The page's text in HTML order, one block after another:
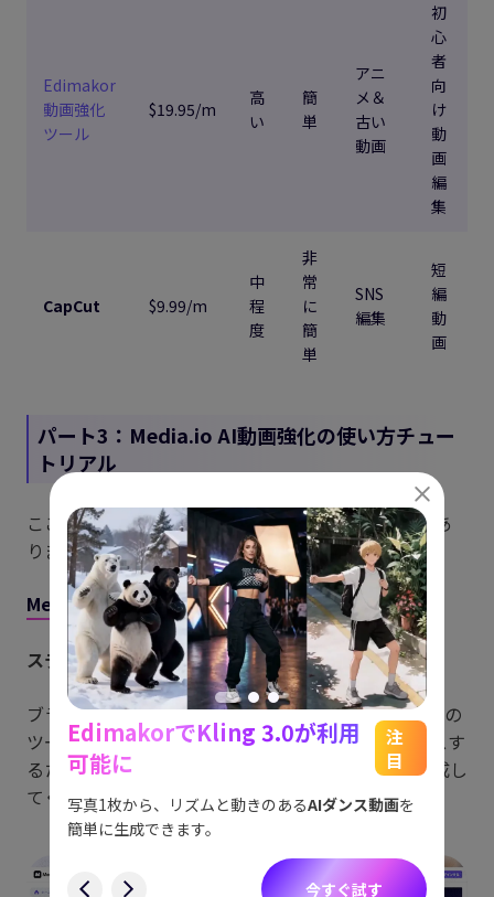
Edimakor
動画強化
ツール
$19.95/m
高
い
簡
単
アニ
メ＆
古い
動画
初
心
者
向
け
動
画
編
集
CapCut $9.99/m
中
程
度
非
常
に
簡
単
SNS
編集
短
編
動
画
パート3：Media.io AI動画強化の使い方チュー
トリアル
ここにMedia.io AI動画強化の完全なガイドラインがあ
ります：
Media.io AI動画強化の使い方
ステップ1：Media.io動画強化にアクセス
ブラウザを開き、Media.ioを訪問します。AI動画強化の
ツールに移動します。シームレスに動画をエンハンスす
るためにログインしているか、無料アカウントを作成し
てください。
スム
EdimakorでKling 3.0が利用
可能に
注
目
写真1枚から、リズムと動きのあるAIダンス動画を
簡単に生成できます。
今すぐ試す
アイ